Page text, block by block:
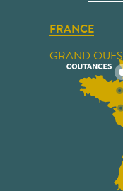
FRANCE
GRAND